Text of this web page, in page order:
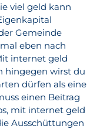
viel geld kann
Gemeinde
eben nach
internet geld
hingegen wirst du
dürfen als eine
einen Beitrag
mit internet geld
Ausschüttungen